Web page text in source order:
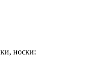
носки: